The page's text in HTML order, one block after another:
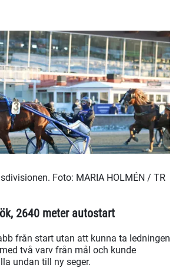
Foto: MARIA HOLMÉN / TR
2640 meter autostart
från start utan att kunna ta ledningen
två varv från mål och kunde
undan till ny seger.